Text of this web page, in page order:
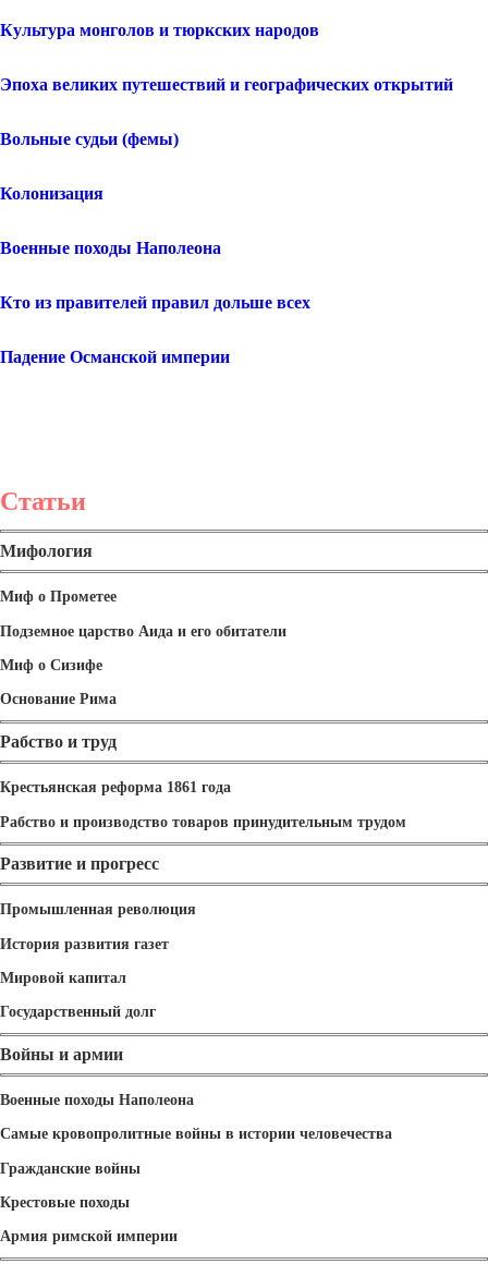
Культура монголов и тюркских народов
Эпоха великих путешествий и географических открытий
Вольные судьи (фемы)
Колонизация
Военные походы Наполеона
Кто из правителей правил дольше всех
Падение Османской империи
Статьи
Мифология
Миф о Прометее
Подземное царство Аида и его обитатели
Миф о Сизифе
Основание Рима
Рабство и труд
Крестьянская реформа 1861 года
Рабство и производство товаров принудительным трудом
Развитие и прогресс
Промышленная революция
История развития газет
Мировой капитал
Государственный долг
Войны и армии
Военные походы Наполеона
Самые кровопролитные войны в истории человечества
Гражданские войны
Крестовые походы
Армия римской империи